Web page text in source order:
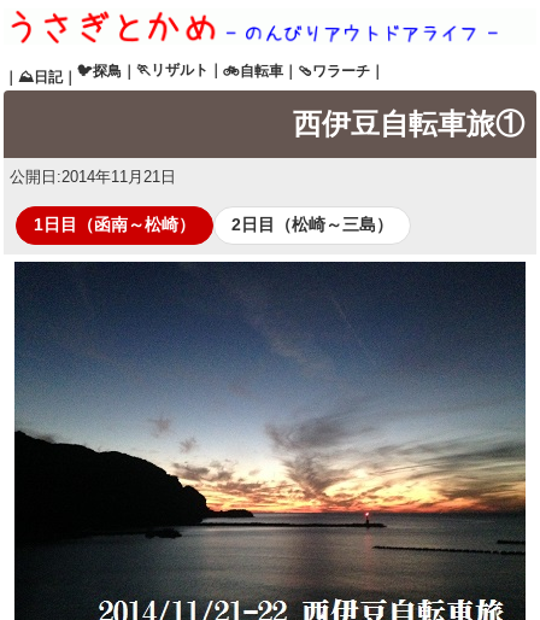
⛰日記｜ 🐦探鳥 🏃リザルト 🚲自転車 🩴ワラーチ
西伊豆自転車旅①
公開日:2014年11月21日
1日目（函南～松崎） 2日目（松崎～三島）